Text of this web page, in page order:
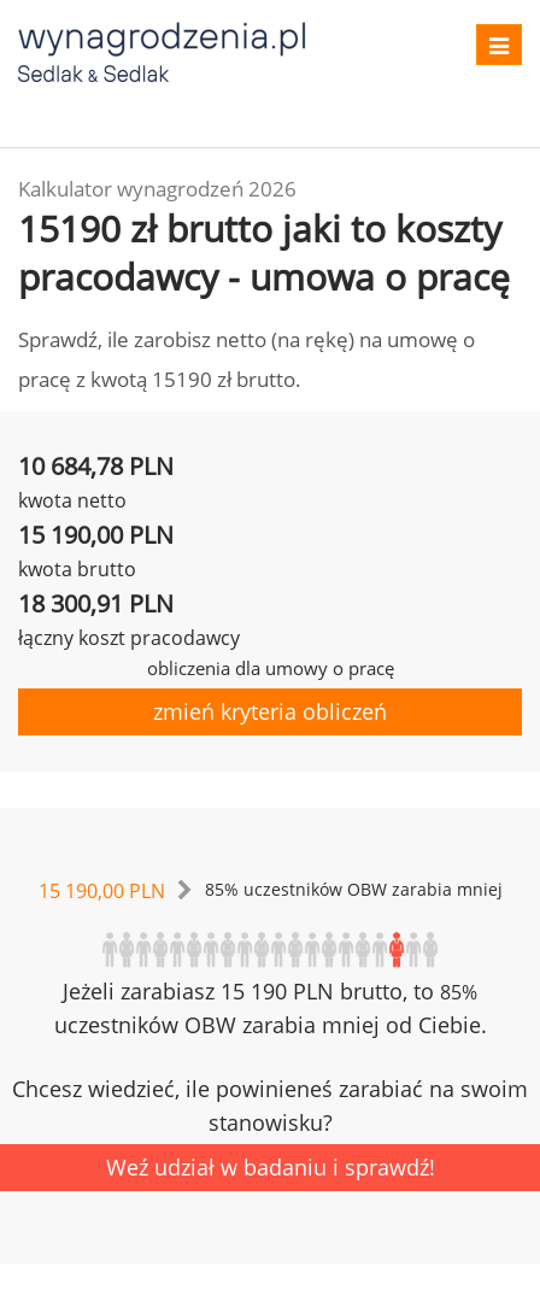
Kalkulator wynagrodzeń 2026
15190 zł brutto jaki to koszty
pracodawcy - umowa o pracę
Sprawdź, ile zarobisz netto (na rękę) na umowę o
pracę z kwotą 15190 zł brutto.
10 684,78 PLN
kwota netto
15 190,00 PLN
kwota brutto
18 300,91 PLN
łączny koszt pracodawcy
obliczenia dla umowy o pracę
zmień kryteria obliczeń
15 190,00 PLN 85% uczestników OBW zarabia mniej
Jeżeli zarabiasz 15 190 PLN brutto, to 85%
uczestników OBW zarabia mniej od Ciebie.
Chcesz wiedzieć, ile powinieneś zarabiać na swoim
stanowisku?
Weź udział w badaniu i sprawdź!